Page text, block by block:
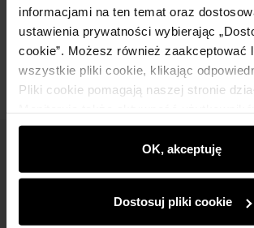
informacjami na ten temat oraz
ustawienia prywatności wybierając
cookie”. Możesz również zaakceptować
wszystkie pliki cookie, klikając
Pliki cookie pomagają naszej stronie
wyświetlać im dopasowane do ich
rekomendacje oraz komunikaty
najnowszych promocjach w e-sklepie.
partnerom społecznościowym,
OK, akceptuję
Dostosuj pliki cookie
Opinie